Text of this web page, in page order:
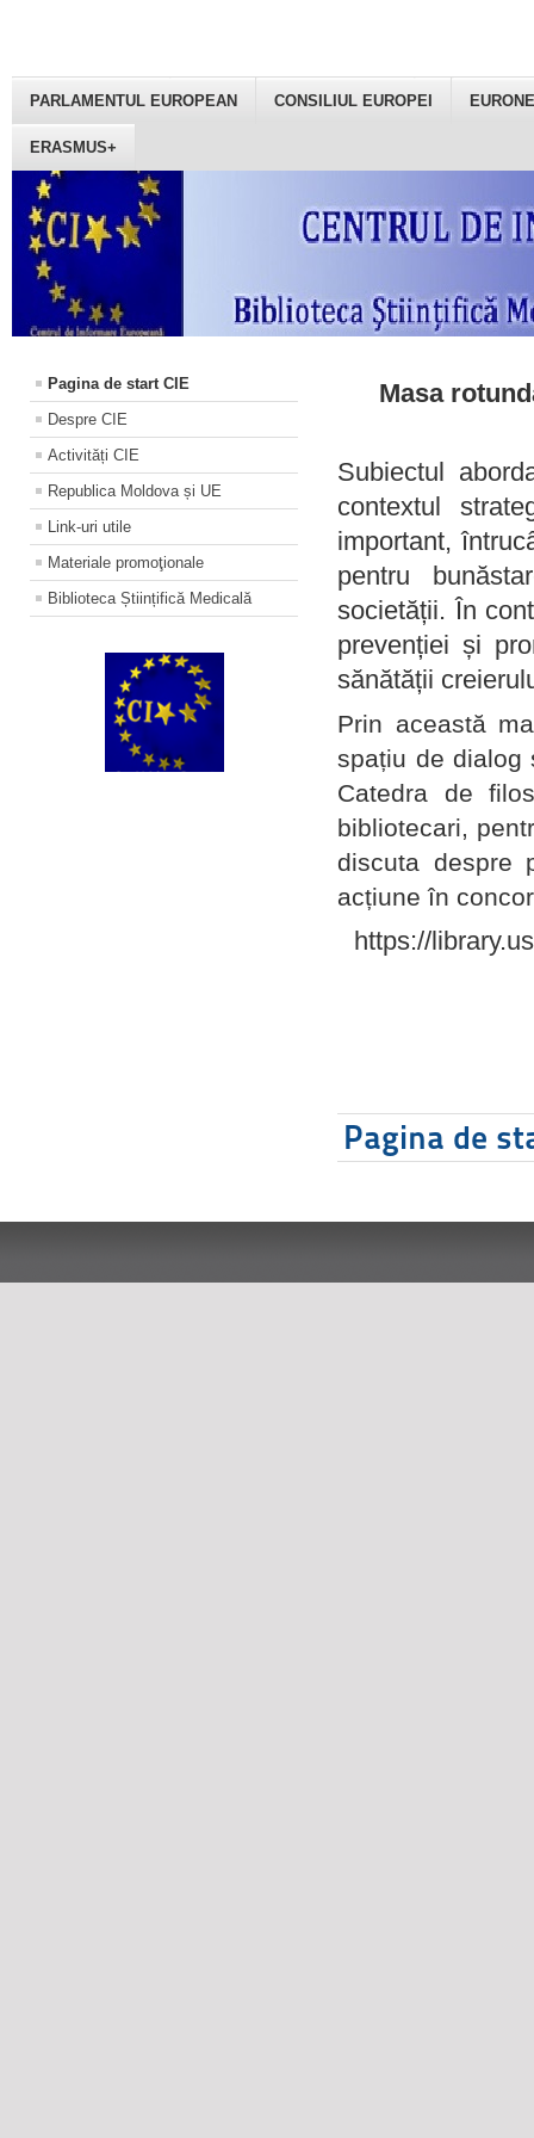
PARLAMENTUL EUROPEAN CONSILIUL EUROPEI
ERASMUS+
Pagina de start CIE
Despre CIE
Activități CIE
Republica Moldova și UE
Link-uri utile
Materiale promoţionale
Biblioteca Științifică Medicală
Masa
Subiectul
contextul
important,
pentru
societății. În
prevenției și
sănătății
Prin această
spațiu de dialog
Catedra de
bibliotecari,
discuta despre
acțiune în
https://
Pagina de